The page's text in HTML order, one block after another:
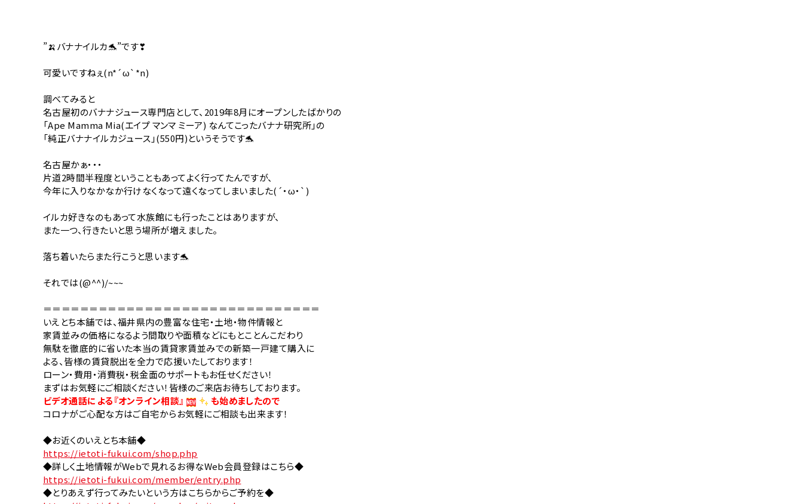
”🍌バナナイルカ🐬”です❣
可愛いですねぇ(n*´ω`*n)
調べてみると
名古屋初のバナナジュース専門店として、2019年8月にオープンしたばかりの
「Ape Mamma Mia(エイプ マンマ ミーア) なんてこったバナナ研究所」の
「純正バナナイルカジュース」(550円)というそうです🐬
名古屋かぁ・・・
片道2時間半程度ということもあってよく行ってたんですが、
今年に入りなかなか行けなくなって遠くなってしまいました(´・ω・`)
イルカ好きなのもあって水族館にも行ったことはありますが、
また一つ、行きたいと思う場所が増えました。
落ち着いたらまた行こうと思います🐬
それでは(@^^)/~~~
＝＝＝＝＝＝＝＝＝＝＝＝＝＝＝＝＝＝＝＝＝＝＝＝＝＝＝＝＝＝
いえとち本舗では、福井県内の豊富な住宅・土地・物件情報と
家賃並みの価格になるよう間取りや面積などにもとことんこだわり
無駄を徹底的に省いた本当の賃貸家賃並みでの新築一戸建て購入に
よる、皆様の賃貸脱出を全力で応援いたしております！
ローン・費用・消費税・税金面のサポートもお任せください！
まずはお気軽にご相談ください！皆様のご来店お待ちしております。
ビデオ通話による『オンライン相談』
も始めましたので
コロナがご心配な方はご自宅からお気軽にご相談も出来ます！
◆お近くのいえとち本舗◆
https://ietoti-fukui.com/shop.php
◆詳しく土地情報がWebで見れるお得なWeb会員登録はこちら◆
https://ietoti-fukui.com/member/entry.php
◆とりあえず行ってみたいという方はこちらからご予約を◆